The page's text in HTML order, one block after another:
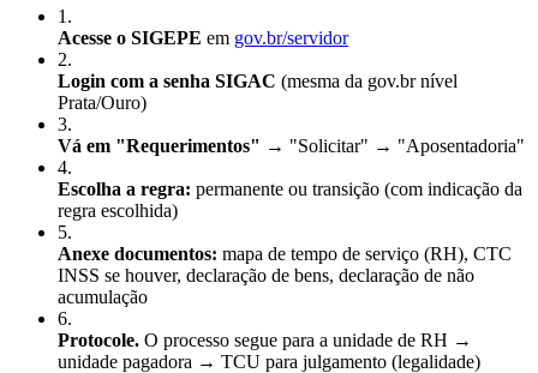
1 .
Acesse o SIGEPE em gov.br/servidor
2.
Login com a senha SIGAC (mesma da gov.br nível
Prata/Ouro)
3.
Vá em "Requerimentos" → "Solicitar" → "Aposentadoria"
4.
Escolha a regra: permanente ou transição (com indicação da
regra escolhida)
5.
Anexe documentos: mapa de tempo de serviço (RH), CTC
INSS se houver, declaração de bens, declaração de não
acumulação
6.
Protocole. O processo segue para a unidade de RH →
unidade pagadora → TCU para julgamento (legalidade)